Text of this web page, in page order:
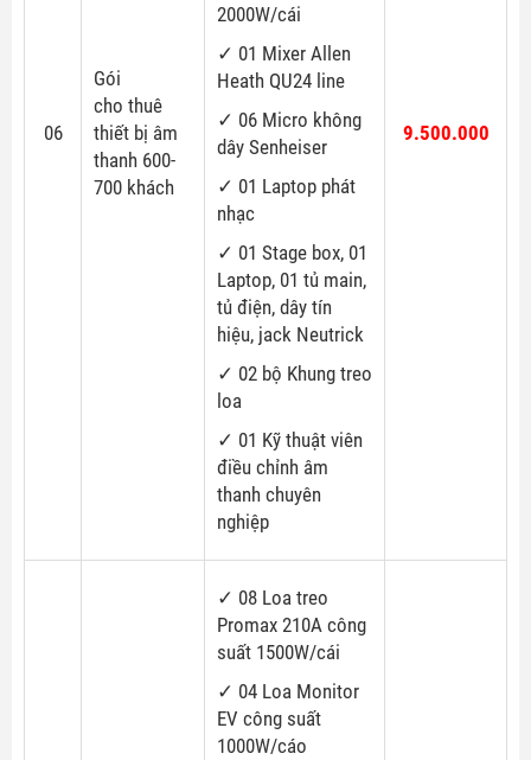
06
Gói
cho thuê
thiết bị âm
thanh 600-
700 khách
2000W/cái
✓ 01 Mixer Allen
Heath QU24 line
✓ 06 Micro không
dây Senheiser
✓ 01 Laptop phát
nhạc
✓ 01 Stage box, 01
Laptop, 01 tủ main,
tủ điện, dây tín
hiệu, jack Neutrick
✓ 02 bộ Khung treo
loa
✓ 01 Kỹ thuật viên
điều chỉnh âm
thanh chuyên
nghiệp
9.500.000
✓ 08 Loa treo
Promax 210A công
suất 1500W/cái
✓ 04 Loa Monitor
EV công suất
1000W/cáo